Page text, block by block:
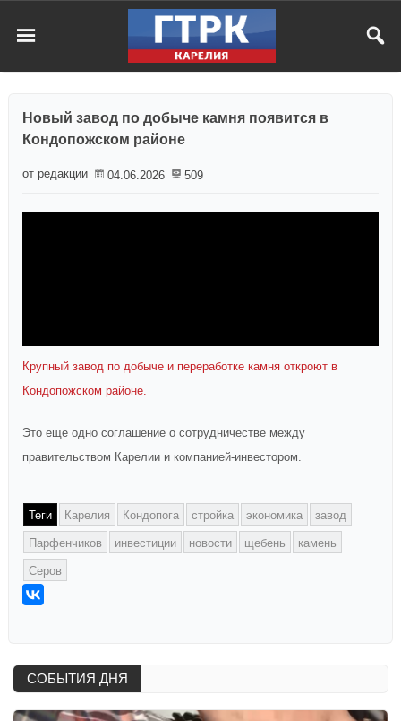
Новый завод по добыче камня появится в
Кондопожском районе
от редакции 04.06.2026 509
Крупный завод по добыче и переработке камня откроют в
Кондопожском районе.
Это еще одно соглашение о сотрудничестве между
правительством Карелии и компанией-инвестором.
Теги Карелия Кондопога стройка экономика завод
Парфенчиков инвестиции новости щебень камень
Серов
СОБЫТИЯ ДНЯ